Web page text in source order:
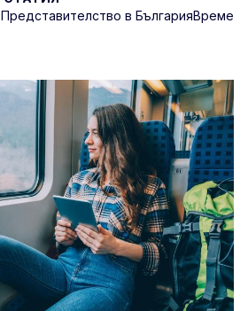
Представителство в БългарияВреме